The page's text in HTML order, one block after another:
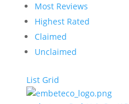
Most Reviews
Highest Rated
Claimed
Unclaimed
List Grid